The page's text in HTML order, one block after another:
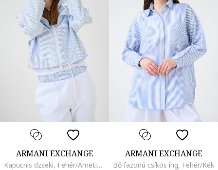
ARMANI EXCHANGE
Kapucnis dzseki, Fehér/Ametisztlila
ARMANI EXCHANGE
Bő fazonú csíkos ing, Fehér/Kék